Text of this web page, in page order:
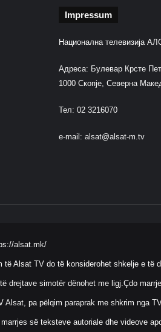
Impressum
Национална телевизија
Адреса: Булевар Крсте
1000 Скопје, Северна
Тел: 02 3216070
e-mail: alsat@alsat-m.tv
alsat.mk/
Alsat TV do të konsiderohet shkelje e të
simotër dënohet me ligj.Çdo
pa pëlqim paraprak me shkrim nga
së teksteve autoriale dhe videove